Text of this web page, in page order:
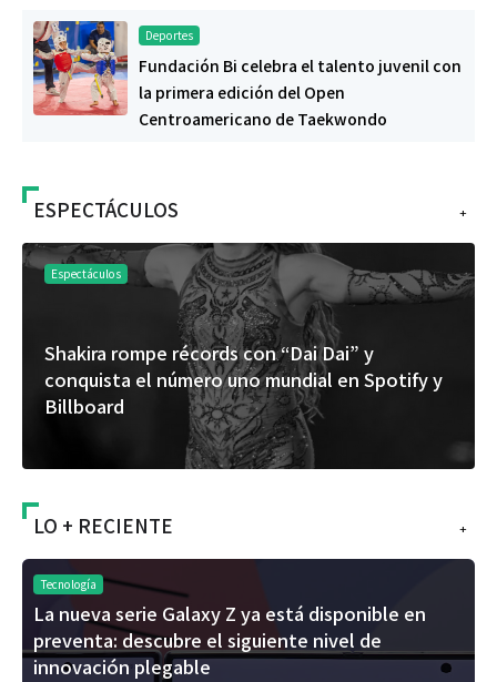
Deportes
Fundación Bi celebra el talento juvenil con
la primera edición del Open
Centroamericano de Taekwondo
+
ESPECTÁCULOS
Espectáculos
Shakira rompe récords con “Dai Dai” y
conquista el número uno mundial en Spotify y
Billboard
+
LO + RECIENTE
Tecnología
La nueva serie Galaxy Z ya está disponible en
preventa: descubre el siguiente nivel de
innovación plegable